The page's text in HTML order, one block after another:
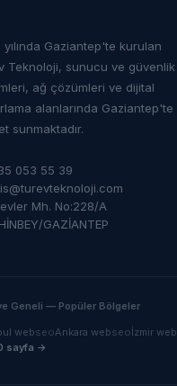
yılında Gaziantep'te kurulan
Teknoloji, sunucu ve güvenlik
ağ çözümleri ve dijital
alanlarında Gaziantep'te
sunmaktadır.
053 55 39
Mh. No:228/A
GAZİANTEP
Geneli — Popüler Bölgeler
webseoAnkara webseoİzmir web
sayfa →